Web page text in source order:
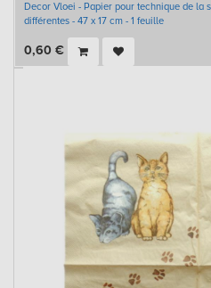
Decor Vloei - Papier pour technique de la
différentes - 47 x 17 cm - 1 feuille
0,60 €